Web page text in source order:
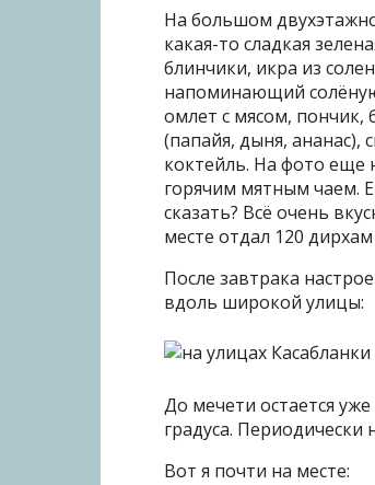
На большом
какая-то сладкая
блинчики, икра из
напоминающий
омлет с мясом, пончик,
(папайя, дыня,
коктейль. На фото еще
горячим мятным чаем.
сказать? Всё очень
месте отдал 120
После завтрака
вдоль широкой улицы:
До мечети остается
градуса.
Вот я почти на месте: